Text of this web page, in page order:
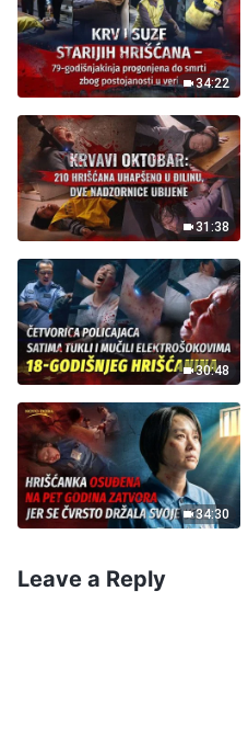
34:22
31:38
30:48
34:30
Leave a Reply